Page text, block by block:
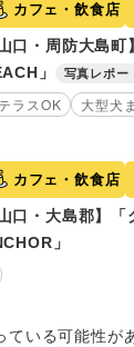
カフェ・飲食店
山口・周防大島
」
写真レポー
テラスOK 大型犬
カフェ・飲食店
山口・大島郡】「
」
いる可能性が